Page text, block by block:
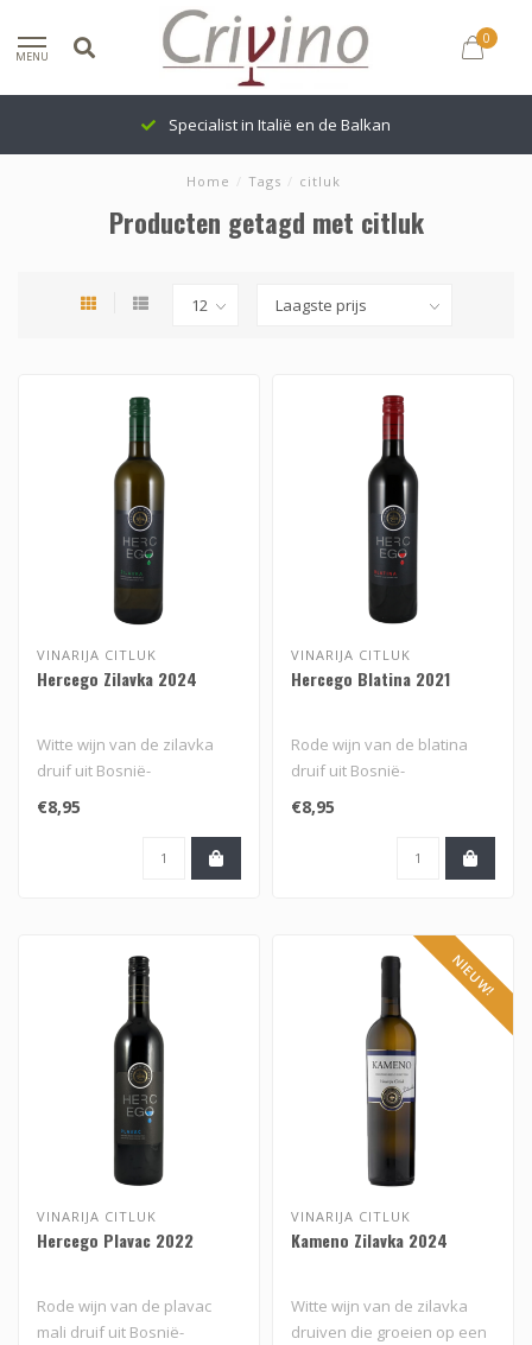
MENU
0
Specialist in Italië en de Balkan
Home / Tags / citluk
Producten getagd met citluk
VINARIJA CITLUK
Hercego Zilavka 2024
Witte wijn van de zilavka
druif uit Bosnië-
Herzegovina
€8,95
VINARIJA CITLUK
Hercego Blatina 2021
Rode wijn van de blatina
druif uit Bosnië-
Herzegovina
€8,95
VINARIJA CITLUK
Hercego Plavac 2022
Rode wijn van de plavac
mali druif uit Bosnië-
NIEUW!
VINARIJA CITLUK
Kameno Zilavka 2024
Witte wijn van de zilavka
druiven die groeien op een